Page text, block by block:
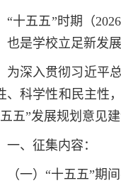
“十五五”时期（
也是学校立足新发
为深入贯彻习近平
、科学性和民主性
五”发展规划意见
一、征集内容：
（一） “十五五”期